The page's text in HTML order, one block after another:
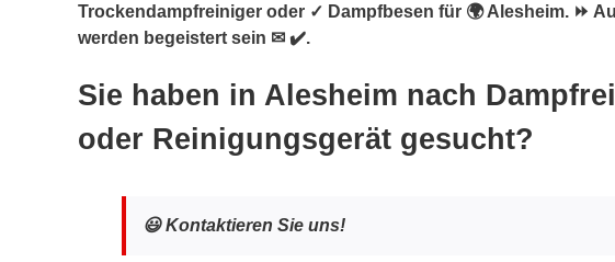
Trockendampfreiniger oder ✓ Dampfbesen für 🌍 Alesheim. ⏩
werden begeistert sein ✉ ✔️.
Sie haben in Alesheim nach
oder Reinigungsgerät gesucht?
😃 Kontaktieren Sie uns!